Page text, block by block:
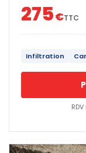
275€TTC
Infiltration